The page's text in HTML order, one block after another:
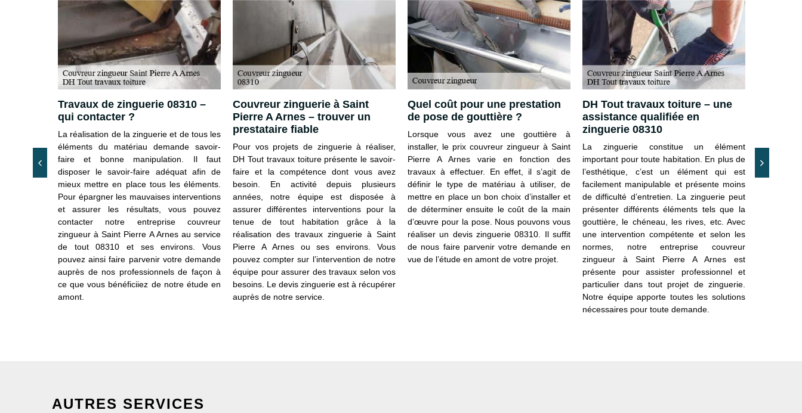
une
et
Travaux de zinguerie 08310 –
qui contacter ?
La réalisation de la zinguerie et de tous les
éléments du matériau demande savoir-
faire et bonne manipulation. Il faut
disposer le savoir-faire adéquat afin de
mieux mettre en place tous les éléments.
Pour épargner les mauvaises interventions
et assurer les résultats, vous pouvez
contacter notre entreprise couvreur
zingueur à Saint Pierre A Arnes au service
de tout 08310 et ses environs. Vous
pouvez ainsi faire parvenir votre demande
auprès de nos professionnels de façon à
ce que vous bénéficiiez de notre étude en
amont.
Couvreur zinguerie à Saint
Pierre A Arnes – trouver un
prestataire fiable
Pour vos projets de zinguerie à réaliser,
DH Tout travaux toiture présente le savoir-
faire et la compétence dont vous avez
besoin. En activité depuis plusieurs
années, notre équipe est disposée à
assurer différentes interventions pour la
tenue de tout habitation grâce à la
réalisation des travaux zinguerie à Saint
Pierre A Arnes ou ses environs. Vous
pouvez compter sur l’intervention de notre
équipe pour assurer des travaux selon vos
besoins. Le devis zinguerie est à récupérer
auprès de notre service.
Quel coût pour une prestation
de pose de gouttière ?
Lorsque vous avez une gouttière à
installer, le prix couvreur zingueur à Saint
Pierre A Arnes varie en fonction des
travaux à effectuer. En effet, il s’agit de
définir le type de matériau à utiliser, de
mettre en place un bon choix d’installer et
de déterminer ensuite le coût de la main
d’œuvre pour la pose. Nous pouvons vous
réaliser un devis zinguerie 08310. Il suffit
de nous faire parvenir votre demande en
vue de l’étude en amont de votre projet.
DH Tout travaux toiture – une
assistance qualifiée en
zinguerie 08310
La zinguerie constitue un élément
important pour toute habitation. En plus de
l’esthétique, c’est un élément qui est
facilement manipulable et présente moins
de difficulté d’entretien. La zinguerie peut
présenter différents éléments tels que la
gouttière, le chéneau, les rives, etc. Avec
une intervention compétente et selon les
normes, notre entreprise couvreur
zingueur à Saint Pierre A Arnes est
présente pour assister professionnel et
particulier dans tout projet de zinguerie.
Notre équipe apporte toutes les solutions
nécessaires pour toute demande.
Pierre A
AUTRES SERVICES